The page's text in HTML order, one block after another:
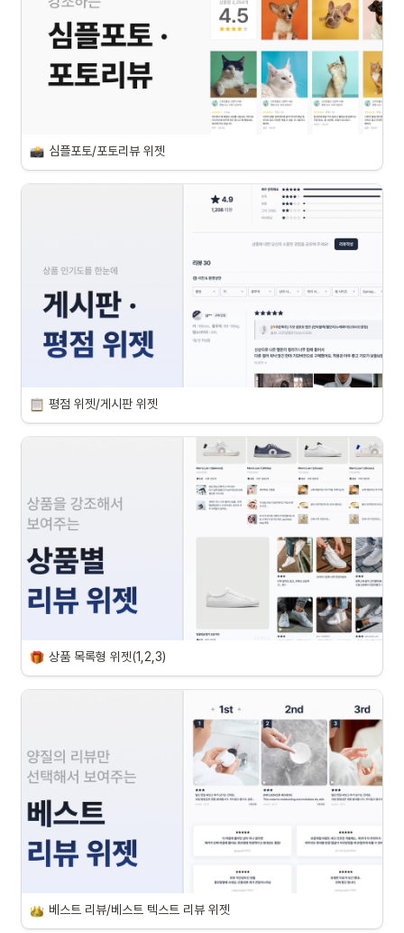
심플포토/포토리뷰 위젯
평점 위젯/게시판 위젯
상품 목록형 위젯(1,2,3)
베스트 리뷰/베스트 텍스트 리뷰 위젯